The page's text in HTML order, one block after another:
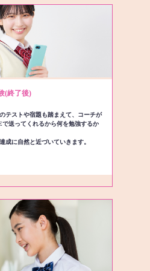
(終了後)
テストや宿題も踏まえて、コーチが
送ってくれるから何を勉強するか
成に自然と近づいていきます。